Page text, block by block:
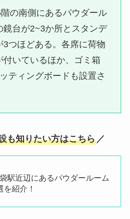
の南側にあるパウダール
鏡台が2~3か所とスタンデ
3つほどある。各席に荷物
付いているほか、ゴミ箱
ティングボードも設置さ
も知りたい方はこちら ／
駅近辺にあるパウダールーム
を紹介！